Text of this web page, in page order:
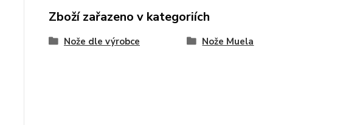
Zboží zařazeno v kategoriích
Nože dle výrobce Nože Muela